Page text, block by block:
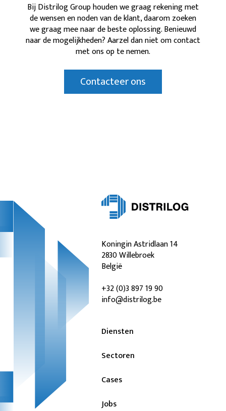
Bij Distrilog Group houden we graag rekening met
de wensen en noden van de klant, daarom zoeken
we graag mee naar de beste oplossing. Benieuwd
naar de mogelijkheden? Aarzel dan niet om contact
met ons op te nemen.
Contacteer ons
Koningin Astridlaan 14
2830 Willebroek
België
+32 (0)3 897 19 90
info@distrilog.be
Diensten
Sectoren
Cases
Jobs